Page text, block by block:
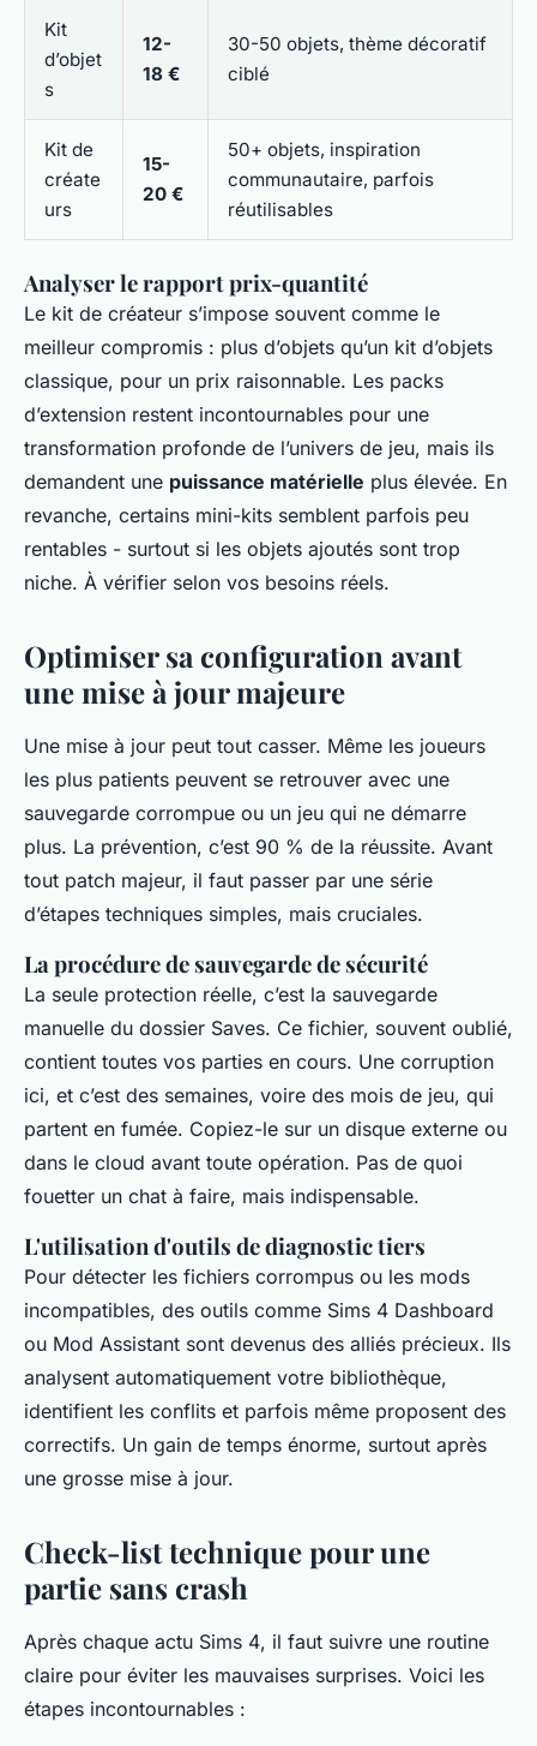
Kit
d’objet
s
12-
18 €
30-50 objets, thème décoratif
ciblé
Kit de
créate
urs
15-
20 €
50+ objets, inspiration
communautaire, parfois
réutilisables
Analyser le rapport prix-quantité
Le kit de créateur s’impose souvent comme le
meilleur compromis : plus d’objets qu’un kit d’objets
classique, pour un prix raisonnable. Les packs
d’extension restent incontournables pour une
transformation profonde de l’univers de jeu, mais ils
demandent une puissance matérielle plus élevée. En
revanche, certains mini-kits semblent parfois peu
rentables - surtout si les objets ajoutés sont trop
niche. À vérifier selon vos besoins réels.
Optimiser sa configuration avant
une mise à jour majeure
Une mise à jour peut tout casser. Même les joueurs
les plus patients peuvent se retrouver avec une
sauvegarde corrompue ou un jeu qui ne démarre
plus. La prévention, c’est 90 % de la réussite. Avant
tout patch majeur, il faut passer par une série
d’étapes techniques simples, mais cruciales.
La procédure de sauvegarde de sécurité
La seule protection réelle, c’est la sauvegarde
manuelle du dossier Saves. Ce fichier, souvent oublié,
contient toutes vos parties en cours. Une corruption
ici, et c’est des semaines, voire des mois de jeu, qui
partent en fumée. Copiez-le sur un disque externe ou
dans le cloud avant toute opération. Pas de quoi
fouetter un chat à faire, mais indispensable.
L'utilisation d'outils de diagnostic tiers
Pour détecter les fichiers corrompus ou les mods
incompatibles, des outils comme Sims 4 Dashboard
ou Mod Assistant sont devenus des alliés précieux. Ils
analysent automatiquement votre bibliothèque,
identifient les conflits et parfois même proposent des
correctifs. Un gain de temps énorme, surtout après
une grosse mise à jour.
Check-list technique pour une
partie sans crash
Après chaque actu Sims 4, il faut suivre une routine
claire pour éviter les mauvaises surprises. Voici les
étapes incontournables :